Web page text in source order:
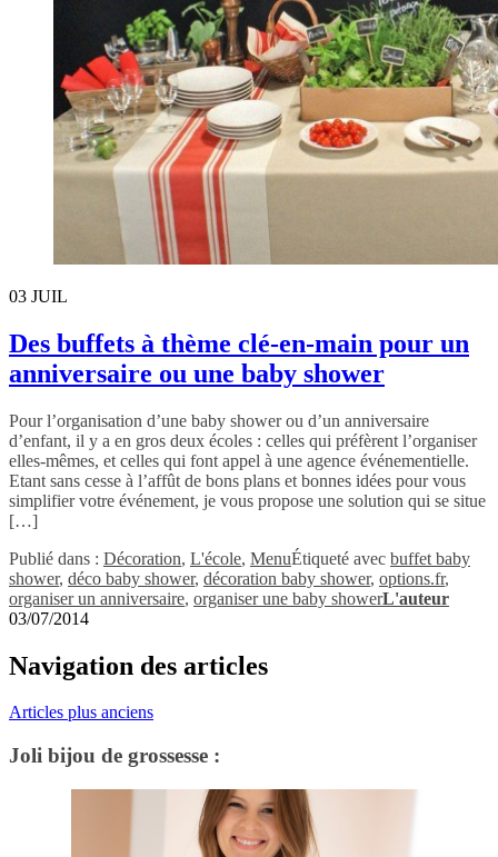
03 JUIL
Des buffets à thème clé-en-main pour un
anniversaire ou une baby shower
Pour l’organisation d’une baby shower ou d’un anniversaire
d’enfant, il y a en gros deux écoles : celles qui préfèrent l’organiser
elles-mêmes, et celles qui font appel à une agence événementielle.
Etant sans cesse à l’affût de bons plans et bonnes idées pour vous
simplifier votre événement, je vous propose une solution qui se situe
[…]
Publié dans : Décoration, L'école, MenuÉtiqueté avec buffet baby
shower, déco baby shower, décoration baby shower, options.fr,
organiser un anniversaire, organiser une baby showerL'auteur
03/07/2014
Navigation des articles
Articles plus anciens
Joli bijou de grossesse :